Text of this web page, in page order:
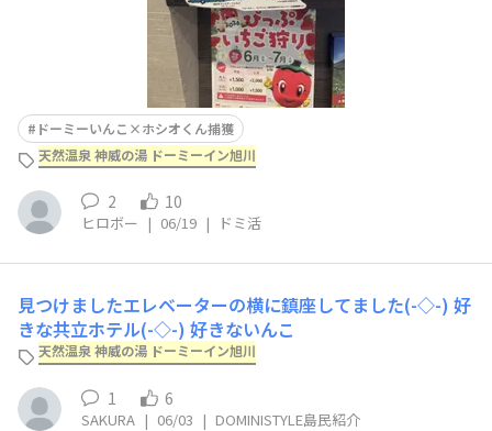
ドーミーいんこ×ホシオくん捕獲
天然温泉 神威の湯 ドーミーイン旭川
2 10
ヒロボー | 06/19 | ドミ活
見つけましたエレベーターの横に鎮座してました(-◇-) 好
きな共立ホテル(-◇-) 好きないんこ
天然温泉 神威の湯 ドーミーイン旭川
1 6
SAKURA | 06/03 | DOMINISTYLE島民紹介